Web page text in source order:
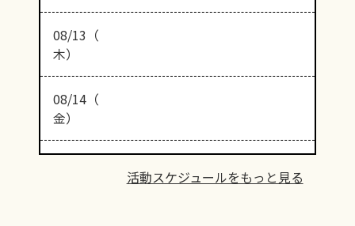
08/13（
木）
08/14（
金）
活動スケジュールをもっと見る